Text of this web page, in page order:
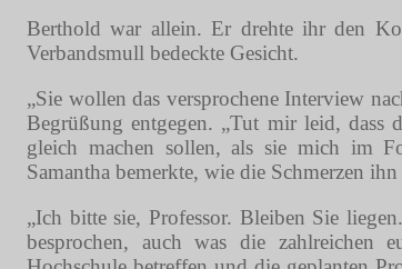
Berthold war allein. Er drehte ihr den
Verbandsmull bedeckte Gesicht.
„Sie wollen das versprochene Interview
Begrüßung entgegen. „Tut mir leid, dass
gleich machen sollen, als sie mich im
Samantha bemerkte, wie die Schmerzen
„Ich bitte sie, Professor. Bleiben Sie
besprochen, auch was die zahlreichen